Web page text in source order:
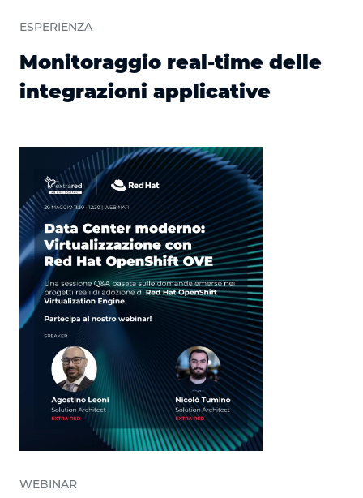
ESPERIENZA
Monitoraggio real-time delle
integrazioni applicative
WEBINAR